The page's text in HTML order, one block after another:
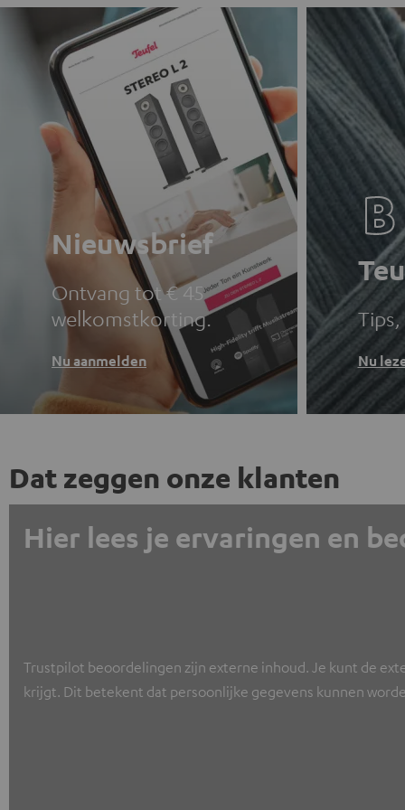
Nieuwsbrief
Ontvang tot € 45
welkomstkorting.
Nu aanmelden Nu
Dat zeggen onze klanten
Hier lees je ervaringen en
Trustpilot beoordelingen zijn externe inhoud. Je kunt de
krijgt. Dit betekent dat persoonlijke gegevens kunnen